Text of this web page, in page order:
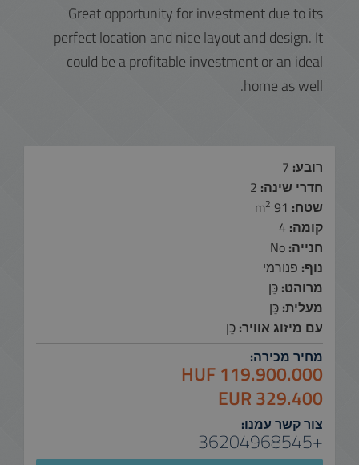
Great opportunity for investment due to its
perfect location and nice layout and design. It
could be a profitable investment or an ideal
home as well.
רובע:
חדרי שינה: 2
שטח:
2
קומה:
חנייה:
נוף: פנורמי
מרוהט: כֵּן
מעלית: כֵּן
עם מיזוג אוויר: כֵּן
מחיר מכירה:
119.900.000 HUF
329.400 EUR
צור קשר עמנו:
+36204968545